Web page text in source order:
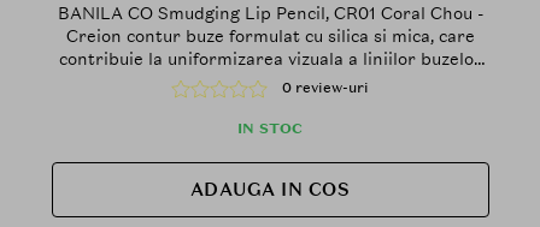
BANILA CO Smudging Lip Pencil, CR01 Coral Chou -
Creion contur buze formulat cu silica si mica, care
contribuie la uniformizarea vizuala a liniilor buzelor
si la obtinerea unui aspect catifelat
0 review-uri
IN STOC
ADAUGA IN COS